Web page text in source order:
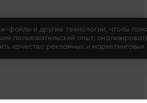
файлы и другие технологии, чтобы
пользовательский опыт,
качество рекламных и маркетинговых